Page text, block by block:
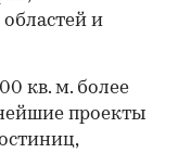
и
кв. м. более
проекты